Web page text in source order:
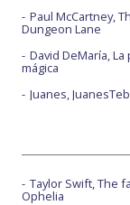
Paul McCartney,
Dungeon Lane
David DeMaría, La
mágica
Juanes,
Taylor Swift, The
Ophelia